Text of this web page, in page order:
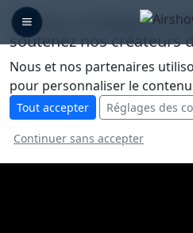
🛡️ Nous protégeons
soutenez nos créateurs
Nous et nos partenaires
pour personnaliser le
Tout accepter Réglages des
Continuer sans accepter